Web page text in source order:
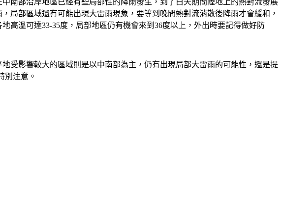
局部區域還有可能出現大雷雨現象，要等到晚間熱對流消散後降雨才會緩和，
高溫可達33-35度，局部地區仍有機會來到36度以上，外出時要記得做好防
受影響較大的區域則是以中南部為主，仍有出現局部大雷雨的可能性，還是提
別注意。